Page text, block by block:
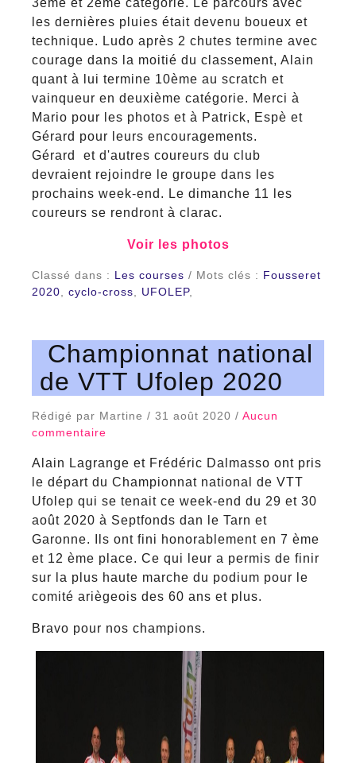
3ème et 2ème catégorie. Le parcours avec
les dernières pluies était devenu boueux et
technique. Ludo après 2 chutes termine avec
courage dans la moitié du classement, Alain
quant à lui termine 10ème au scratch et
vainqueur en deuxième catégorie. Merci à
Mario pour les photos et à Patrick, Espè et
Gérard pour leurs encouragements.
Gérard et d'autres coureurs du club
devraient rejoindre le groupe dans les
prochains week-end. Le dimanche 11 les
coureurs se rendront à clarac.
Voir les photos
Classé dans : Les courses / Mots clés : Fousseret
2020, cyclo-cross, UFOLEP,
Championnat national
de VTT Ufolep 2020
Rédigé par Martine / 31 août 2020 / Aucun
commentaire
Alain Lagrange et Frédéric Dalmasso ont pris
le départ du Championnat national de VTT
Ufolep qui se tenait ce week-end du 29 et 30
août 2020 à Septfonds dan le Tarn et
Garonne. Ils ont fini honorablement en 7 ème
et 12 ème place. Ce qui leur a permis de finir
sur la plus haute marche du podium pour le
comité ariègeois des 60 ans et plus.
Bravo pour nos champions.